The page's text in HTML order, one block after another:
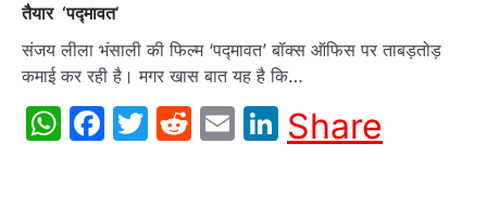
तैयार ‘पद्मावत’
संजय लीला भंसाली की फिल्म ‘पद्मावत’ बॉक्स ऑफिस पर ताबड़तोड़
कमाई कर रही है। मगर खास बात यह है कि…
WhatsApp
Facebook
Twitter
Reddit
EmailLinkedIn
Share